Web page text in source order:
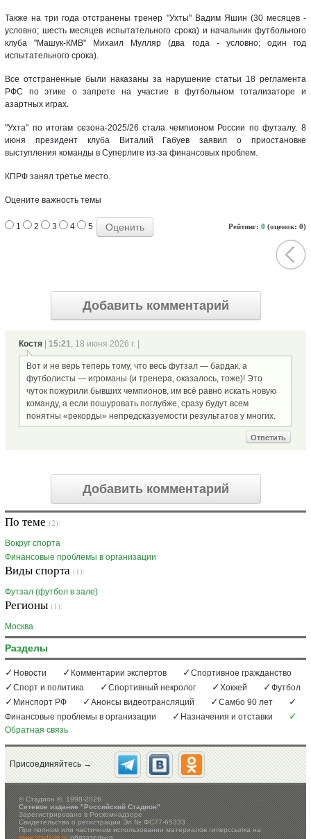
Также на три года отстранены тренер "Ухты" Вадим Яшин (30 месяцев -
условно; шесть месяцев испытательного срока) и начальник футбольного
клуба "Машук-КМВ" Михаил Мулляр (два года - условно; один год
испытательного срока).
Все отстраненные были наказаны за нарушение статьи 18 регламента
РФС по этике о запрете на участие в футбольном тотализаторе и
азартных играх.
"Ухта" по итогам сезона-2025/26 стала чемпионом России по футзалу. 8
июня президент клуба Виталий Габуев заявил о приостановке
выступления команды в Суперлиге из-за финансовых проблем.
КПРФ занял третье место.
Оцените важность темы
Рейтинг: 0 (оценок: 0)
1 2 3 4 5
Добавить комментарий
Костя 15:21, 18 июня 2026 г. |
Вот и не верь теперь тому, что весь футзал — бардак, а
футболисты — игроманы (и тренера, оказалось, тоже)! Это
чуток пожурили бывших чемпионов, им всё равно искать новую
команду, а если пошуровать поглубже, сразу будут всем
понятны «рекорды» непредсказуемости результатов у многих.
Ответить
Добавить комментарий
По теме (2):
Вокруг спорта
Финансовые проблемы в организации
Виды спорта (1):
Футзал (футбол в зале)
Регионы (1):
Москва
Разделы
Новости Комментарии экспертов
Спортивное гражданство
Спорт и политика
Спортивный некролог Хоккей
Футбол
Минспорт РФ
Анонсы видеотрансляций
Самбо 90 лет
Финансовые проблемы в организации
Назначения и отставки
Обратная связь
Присоединяйтесь →
©Стадион ®, 1998-2026
Сетевое издание "Российский Стадион"
Зарегистрировано в Роскомнадзоре
Свидетельство о регистрации Эл № ФС77-65333
При полном или частичном использовании материалов гиперссылка на
www.stadium.ruобязательна